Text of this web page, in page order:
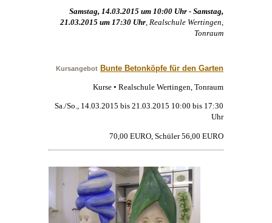
Samstag, 14.03.2015 um 10:00 Uhr - Samstag,
21.03.2015 um 17:30 Uhr , Realschule Wertingen,
Tonraum
Kursangebot Bunte Betonköpfe für den Garten
Kurse • Realschule Wertingen, Tonraum
Sa./So., 14.03.2015 bis 21.03.2015 10:00 bis 17:30
Uhr
70,00 EURO, Schüler 56,00 EURO